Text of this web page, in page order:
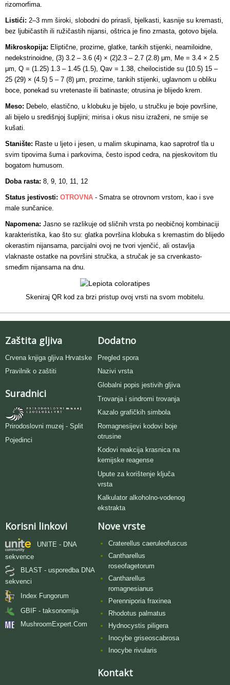
rizomorfima.
Listići: 2–3 mm široki, slobodni do prirasli, bjelkasti, kasnije su kremasti,
bez ljubičastih ili ružičastih nijansi, oštrica je fino zrnasta, gotovo bijela.
Mikroskopija: Eliptične, prozirne, glatke, tankih stijenki, neamiloidne,
nedekstrinoidne, (3) 3.2 – 3.6 (4) × (2)2.3 – 2.7 (2.8) μm, Me = 3.4 × 2.5
μm, Q = (1.25) 1.3 – 1.45 (1.5), Qav = 1.38, cheilocistide su (10.5) 15 –
25 (29) × (4.5) 5 – 7 (8) μm, prozirne, tankih stijenki, uglavnom u obliku
boce, ponekad su vretenaste ili batinaste; otrusina je blijedo krem.
Meso: Debelo, elastično, u klobuku je bijelo, u stručku je boje površine,
ali bijelo u središnjoj šupljini; mirisa i okus nisu izraženi, ne smije se
kušati.
Stanište: Raste u ljeto i jesen, u malim skupinama, kao saprotrof tla u
svim tipovima šuma i parkovima, često ispod cedra, na pjeskovitom tlu
bogatom humusom.
Doba rasta: 8, 9, 10, 11, 12
Status jestivosti: OTROVNA - Smatra se otrovnom vrstom, kao i sve
male sunčanice.
Napomena: Jasno se razlikuje od sličnih vrsta po neobičnoj kombinaciji
karakteristika, kao što su: glatka površina klobuka s kremastim do blijedo
okerastim nijansama, parcijalni ovoj ne tvori vjenčić, ali ostavlja
vlaknaste ostatke na površini stručka, a stručak je sa crvenkasto-
smeđim nijansama na dnu.
Skeniraj QR kod za brzi pristup ovoj vrsti na svom mobitelu.
Zaštita gljiva
Crvena knjiga gljiva Hrvatske
Pravilnik o zaštiti
Suradnici
Prirodoslovni muzej - Split
Pojedinci
Dodatno
Pregled spora
Nazivi vrsta
Globalni popis jestivih gljiva
Trovanja i sindromi trovanja
Kazalo grafičkih simbola
Romagnesijevi kodovi boje
otrusine
Kodovi reakcija krasnica na
kemijske reagense
Upute za korištenje ključa
vrsta
Kalkulator alkoholno-vodenog
ekstrakta
Korisni linkovi
UNITE - DNA
sekvence
BLAST - usporedba DNA
sekvenci
Index Fungorum
GBIF - taksonomija
MushroomExpert.Com
Nove vrste
Craterellus caeruleofuscus
Cantharellus
roseofagetorum
Cantharellus
romagnesianus
Perenniporia fraxinea
Rhodotus palmatus
Hydnocystis piligera
Inocybe griseoscabrosa
Inocybe rivularis
Kontakt